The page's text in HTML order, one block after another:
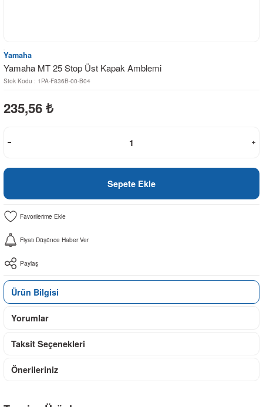
Yamaha
Yamaha MT 25 Stop Üst Kapak Amblemi
Stok Kodu : 1PA-F836B-00-B04
235,56 ₺
Sepete Ekle
Fiyatı Düşünce Haber Ver
Paylaş
Ürün Bilgisi
Yorumlar
Taksit Seçenekleri
Önerileriniz